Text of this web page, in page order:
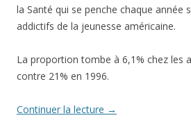
la Santé qui se penche chaque année
addictifs de la jeunesse américaine.
La proportion tombe à 6,1% chez les
contre 21% en 1996.
Continuer la lecture →